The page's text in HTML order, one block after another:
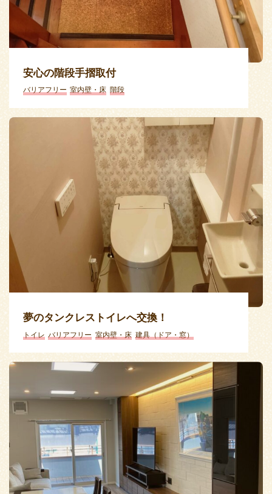
安心の階段手摺取付
バリアフリー 室内壁・床 階段
夢のタンクレストイレへ交換！
トイレ バリアフリー 室内壁・床 建具（ドア・窓）